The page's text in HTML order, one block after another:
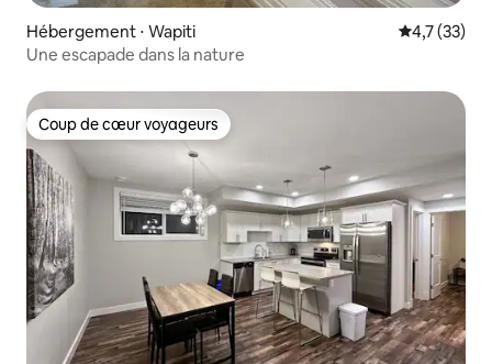
Hébergement ⋅ Wapiti Évaluation
4,7 (33)
Une escapade dans la nature
Coup de cœur voyageurs
Coup de cœur voyageurs